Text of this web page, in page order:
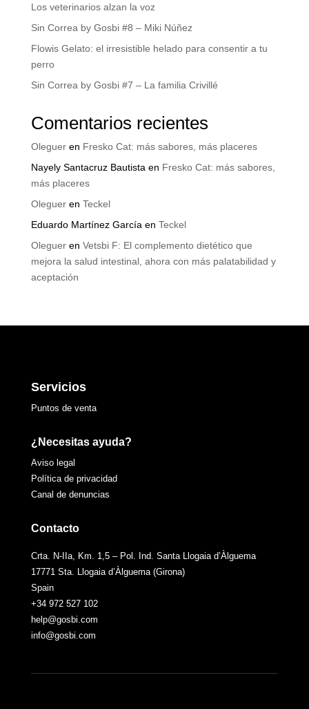
Los veterinarios alzan la voz
Sin Correa by Gosbi #8 – Miki Núñez
Flowis Gelato: el irresistible helado para consentir a tu
perro
Sin Correa by Gosbi #7 – La familia Crivillé
Comentarios recientes
Olegueren Fresko Cat: más sabores, más placeres
Nayely Santacruz Bautista en Fresko Cat: más sabores,
más placeres
Olegueren Teckel
Eduardo Martínez García en Teckel
Olegueren Vetsbi F: El complemento dietético que
mejora la salud intestinal, ahora con más palatabilidad y
aceptación
Servicios
Puntos de venta
¿Necesitas ayuda?
Aviso legal
Política de privacidad
Canal de denuncias
Contacto
Crta. N-IIa, Km. 1,5 – Pol. Ind. Santa Llogaia d’Àlguema
17771 Sta. Llogaia d’Àlguema (Girona)
Spain
+34 972 527 102
help@gosbi.com
info@gosbi.com